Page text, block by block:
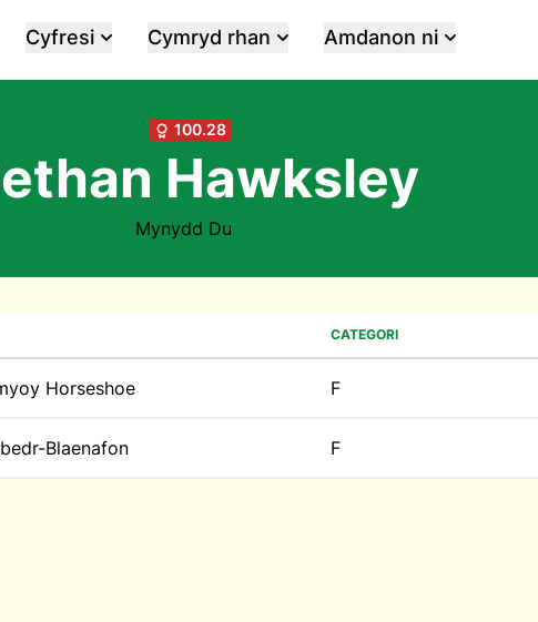
Cyfresi Cymryd rhan Amdanon ni
100.28
Hawksley
Mynydd Du
CATEGORI
Horseshoe F
Blaenafon F